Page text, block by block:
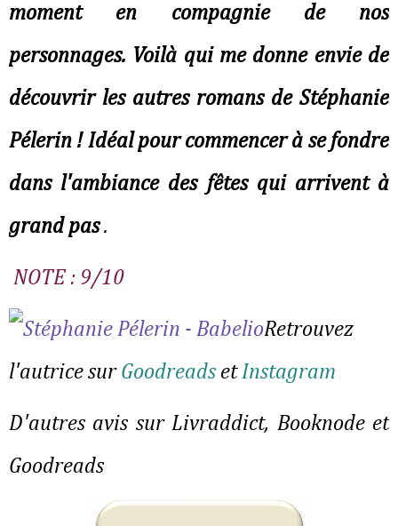
moment en compagnie de nos
personnages. Voilà qui me donne envie de
découvrir les autres romans de Stéphanie
Pélerin ! Idéal pour commencer à se fondre
dans l'ambiance des fêtes qui arrivent à
grand pas .
NOTE : 9/10
Retrouvez
l'autrice sur Goodreads et Instagram
D'autres avis sur Livraddict, Booknode et
Goodreads